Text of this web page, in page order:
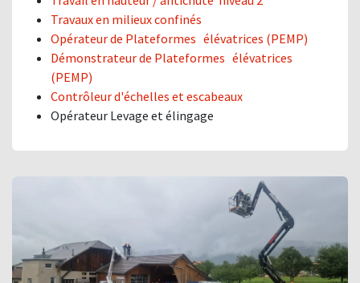
Travaux en milieux confinés
Opérateur de Plateformes élévatrices (PEMP)
Démonstrateur de Plateformes élévatrices
(PEMP)
Contrôleur d'échelles et escabeaux
Opérateur Levage et élingage